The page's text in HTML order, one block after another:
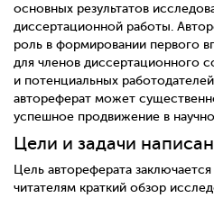
основных результатов
диссертационной работы.
роль в формировании первого
для членов диссертационного
и потенциальных
автореферат может
успешное продвижение в
Цели и задачи
Цель автореферата
читателям краткий обзор